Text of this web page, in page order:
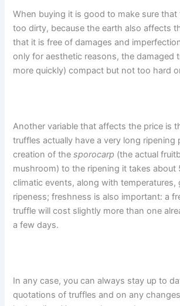
When buying it is good to make sure
too dirty, because the earth also affects
that it is free of damages and
only for aesthetic reasons, the damaged
more quickly) compact but not too hard
Another variable that affects the price is
truffles actually have a very long ripening
creation of thesporocarp (the actual
mushroom) to the ripening it takes about
climatic events, along with temperatures,
ripeness; freshness is also important: a
truffle will cost slightly more than one
a few days.
In any case, you can always stay up to
quotations of truffles and on any